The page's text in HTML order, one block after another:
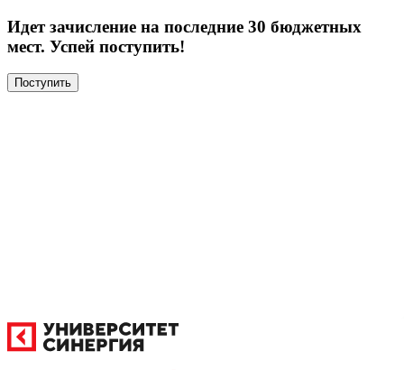
Идет зачисление на последние 30 бюджетных
мест. Успей поступить!
Поступить